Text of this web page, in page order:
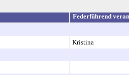
Federführend
Kristina